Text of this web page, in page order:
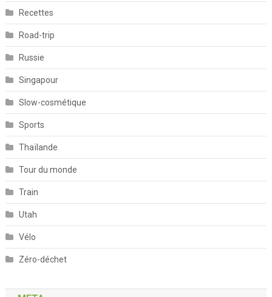
Recettes
Road-trip
Russie
Singapour
Slow-cosmétique
Sports
Thaïlande
Tour du monde
Train
Utah
Vélo
Zéro-déchet